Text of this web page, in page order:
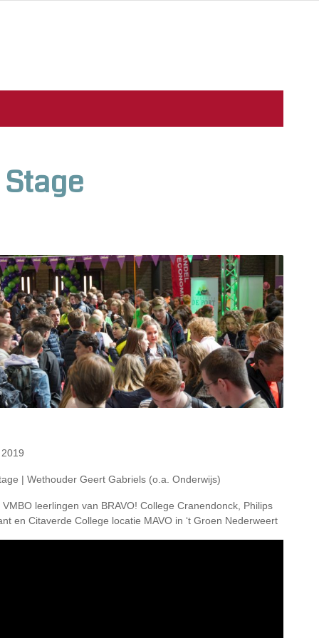
| Wethouder Geert Gabriels (o.a. Onderwijs)
leerlingen van BRAVO! College Cranendonck, Philips
en Citaverde College locatie MAVO in ‘t Groen Nederweert